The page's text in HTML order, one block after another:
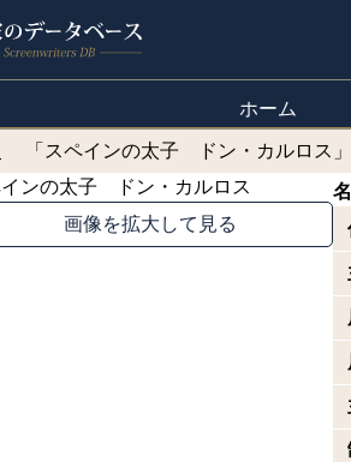
ホーム
「スペインの太子 ドン・カルロス
画像を拡大して見る